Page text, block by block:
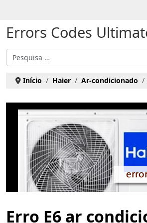
Errors Codes
Pesquisar
Início Haier Ar-condicionado
Erro E6 ar